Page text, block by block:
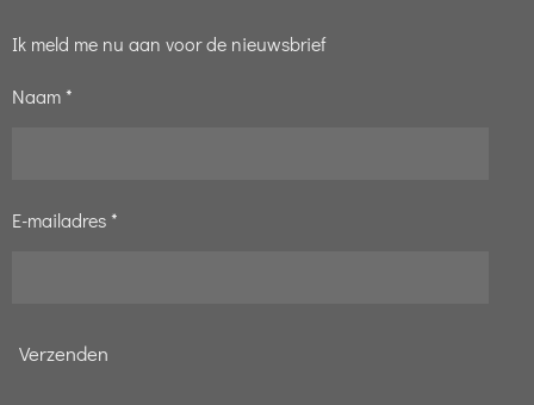
Ik meld me nu aan voor de nieuwsbrief
Naam *
E-mailadres *
Verzenden